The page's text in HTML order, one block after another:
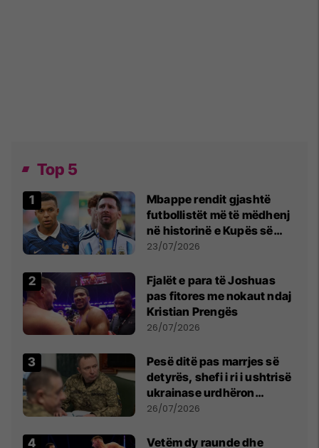
Top 5
Mbappe rendit gjashtë
futbollistët më të mëdhenj
në historinë e Kupës së
Botës, Messi mbetet i dyti
23/07/2026
Fjalët e para të Joshuas
pas fitores me nokaut ndaj
Kristian Prengës
26/07/2026
Pesë ditë pas marrjes së
detyrës, shefi i ri i ushtrisë
ukrainase urdhëron
kontroll të madh
26/07/2026
Vetëm dy raunde dhe